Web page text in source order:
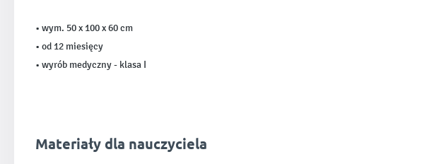
• wym. 50 x 100 x 60 cm
• od 12 miesięcy
• wyrób medyczny - klasa I
Materiały dla nauczyciela